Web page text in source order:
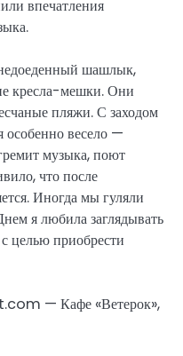
впечатления
шашлык,
кресла-мешки. Они
пляжи. С заходом
особенно весело —
музыка, поют
что после
Иногда мы гуляли
я любила заглядывать
целью приобрести
— Кафе «Ветерок»,